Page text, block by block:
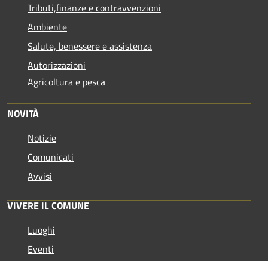
Tributi,finanze e contravvenzioni
Ambiente
Salute, benessere e assistenza
Autorizzazioni
Agricoltura e pesca
NOVITÀ
Notizie
Comunicati
Avvisi
VIVERE IL COMUNE
Luoghi
Eventi